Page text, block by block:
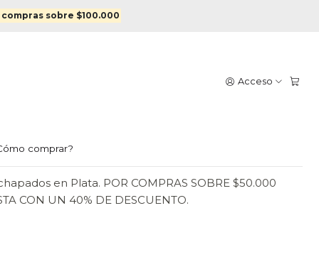
Acceso
comprar?
sobre $100.000
en Plata
GRANDE
PLATA
en Plata. POR COMPRAS SOBRE $50.000
CON UN 40% DE DESCUENTO.